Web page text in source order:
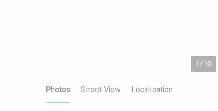
1 / 10
Photos Street View Localisation